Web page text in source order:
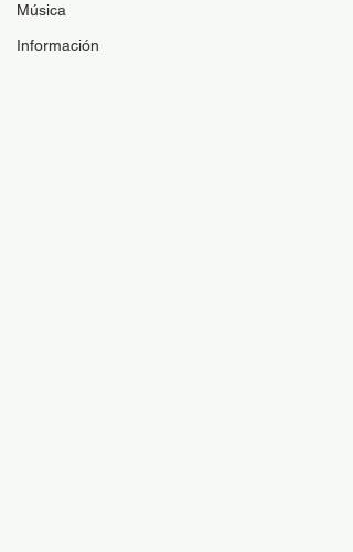
Música
Información